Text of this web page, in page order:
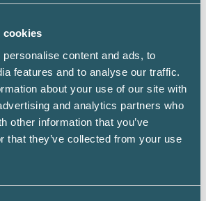
cookies
content and ads, to
features and to analyse our traffic.
about your use of our site with
and analytics partners who
other information that you’ve
that they’ve collected from your use
slut utifrån ett restvärde
utfallet för varje
Leasingbolagets
för varje kontrakt är
på leasingobjektet under
kostnad är dessutom
i förväg, eftersom den till
hur leasingtagaren har skött